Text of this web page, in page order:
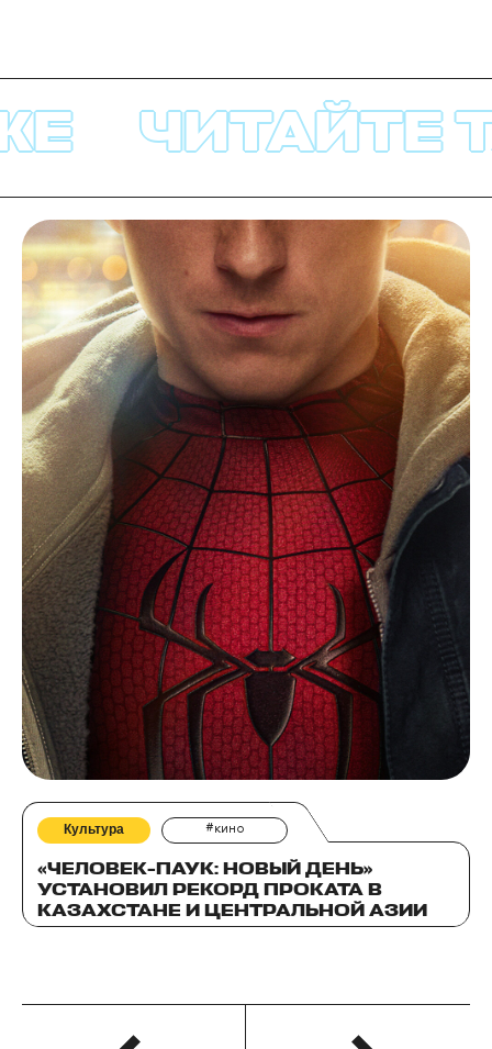
ЧИТАЙТЕ
Культура #кино
«ЧЕЛОВЕК-ПАУК: НОВЫЙ ДЕНЬ»
УСТАНОВИЛ РЕКОРД ПРОКАТА В
КАЗАХСТАНЕ И ЦЕНТРАЛЬНОЙ АЗИИ